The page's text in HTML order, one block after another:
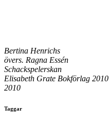
Bertina Henrichs
övers. Ragna Essén
Schackspelerskan
Elisabeth Grate Bokförlag 2010
2010
Taggar